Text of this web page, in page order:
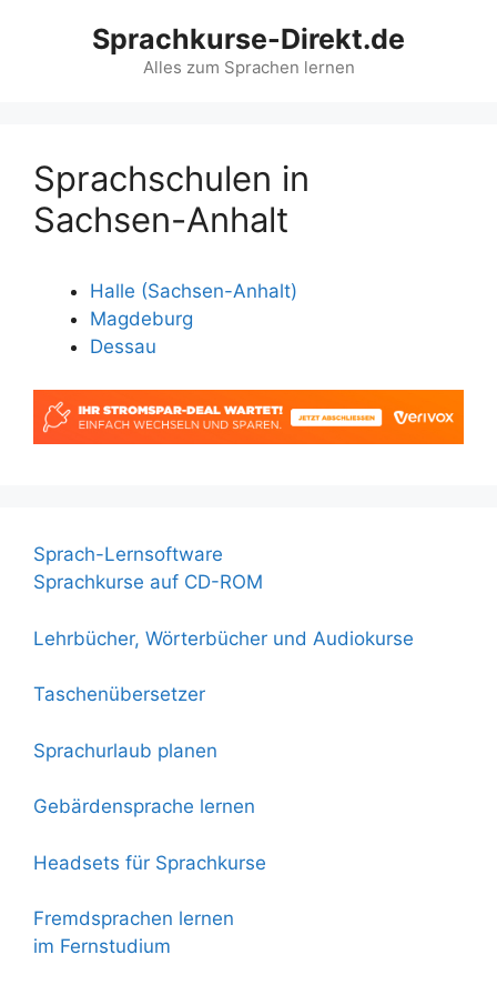
Sprachkurse-Direkt.de
Alles zum Sprachen lernen
Sprachschulen in
Sachsen-Anhalt
Halle (Sachsen-Anhalt)
Magdeburg
Dessau
Sprach-Lernsoftware
Sprachkurse auf CD-ROM
Lehrbücher, Wörterbücher und Audiokurse
Taschenübersetzer
Sprachurlaub planen
Gebärdensprache lernen
Headsets für Sprachkurse
Fremdsprachen lernen
im Fernstudium